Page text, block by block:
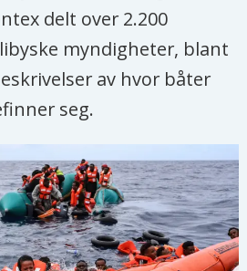
delt over 2.200
myndigheter, blant
av hvor båter
seg.